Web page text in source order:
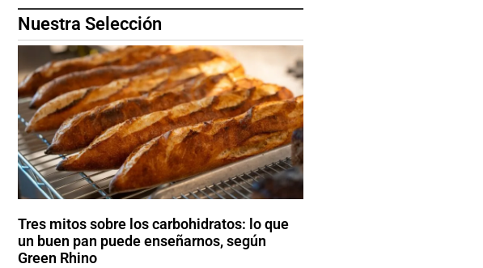
Nuestra Selección
Tres mitos sobre los carbohidratos: lo que
un buen pan puede enseñarnos, según
Green Rhino